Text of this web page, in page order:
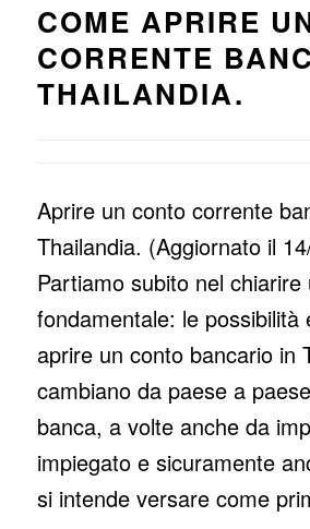
COME APRIRE
CORRENTE
THAILANDIA.
Aprire un conto corrente
Thailandia. (Aggiornato il
Partiamo subito nel chiarire
fondamentale: le possibilità
aprire un conto bancario in
cambiano da paese a
banca, a volte anche da
impiegato e sicuramente
si intende versare come